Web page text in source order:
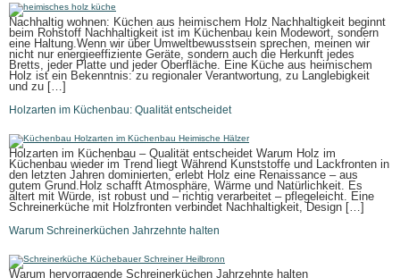
Nachhaltig wohnen: Küchen aus heimischem Holz Nachhaltigkeit beginnt
beim Rohstoff Nachhaltigkeit ist im Küchenbau kein Modewort, sondern
eine Haltung.Wenn wir über Umweltbewusstsein sprechen, meinen wir
nicht nur energieeffiziente Geräte, sondern auch die Herkunft jedes
Bretts, jeder Platte und jeder Oberfläche. Eine Küche aus heimischem
Holz ist ein Bekenntnis: zu regionaler Verantwortung, zu Langlebigkeit
und zu […]
Holzarten im Küchenbau: Qualität entscheidet
Holzarten im Küchenbau – Qualität entscheidet Warum Holz im
Küchenbau wieder im Trend liegt Während Kunststoffe und Lackfronten in
den letzten Jahren dominierten, erlebt Holz eine Renaissance – aus
gutem Grund.Holz schafft Atmosphäre, Wärme und Natürlichkeit. Es
altert mit Würde, ist robust und – richtig verarbeitet – pflegeleicht. Eine
Schreinerküche mit Holzfronten verbindet Nachhaltigkeit, Design […]
Warum Schreinerküchen Jahrzehnte halten
Warum hervorragende Schreinerküchen Jahrzehnte halten